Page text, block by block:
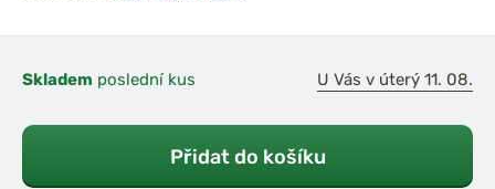
Skladem poslední kus U Vás v úterý 11. 08.
Přidat do košíku